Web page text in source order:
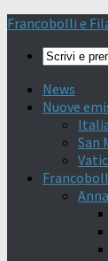
Francobolli e
News
Nuove
San